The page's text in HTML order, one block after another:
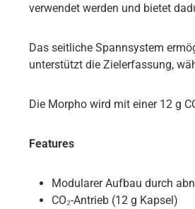
verwendet werden und bietet
Das seitliche Spannsystem
unterstützt die Zielerfassung,
Die Morpho wird mit einer 12 g
Features
Modularer Aufbau durch
CO₂-Antrieb (12 g Kapsel)